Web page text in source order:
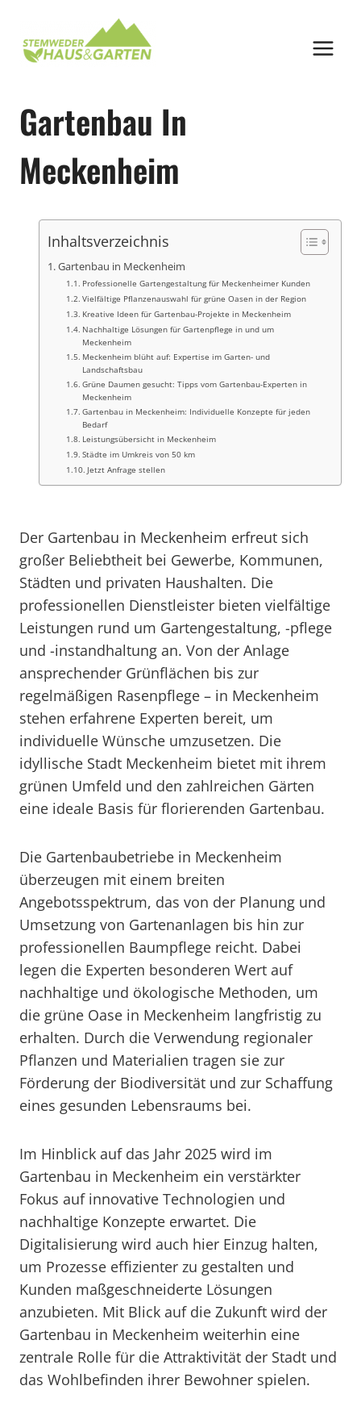
springen
Gartenbau In
Meckenheim
Inhaltsverzeichnis
Gartenbau in Meckenheim
Professionelle Gartengestaltung für Meckenheimer Kunden
Vielfältige Pflanzenauswahl für grüne Oasen in der Region
Kreative Ideen für Gartenbau-Projekte in Meckenheim
Nachhaltige Lösungen für Gartenpflege in und um
Meckenheim
Meckenheim blüht auf: Expertise im Garten- und
Landschaftsbau
Grüne Daumen gesucht: Tipps vom Gartenbau-Experten in
Meckenheim
Gartenbau in Meckenheim: Individuelle Konzepte für jeden
Bedarf
Leistungsübersicht in Meckenheim
Städte im Umkreis von 50 km
Jetzt Anfrage stellen
Der Gartenbau in Meckenheim erfreut sich
großer Beliebtheit bei Gewerbe, Kommunen,
Städten und privaten Haushalten. Die
professionellen Dienstleister bieten vielfältige
Leistungen rund um Gartengestaltung, -pflege
und -instandhaltung an. Von der Anlage
ansprechender Grünflächen bis zur
regelmäßigen Rasenpflege – in Meckenheim
stehen erfahrene Experten bereit, um
individuelle Wünsche umzusetzen. Die
idyllische Stadt Meckenheim bietet mit ihrem
grünen Umfeld und den zahlreichen Gärten
eine ideale Basis für florierenden Gartenbau.
Die Gartenbaubetriebe in Meckenheim
überzeugen mit einem breiten
Angebotsspektrum, das von der Planung und
Umsetzung von Gartenanlagen bis hin zur
professionellen Baumpflege reicht. Dabei
legen die Experten besonderen Wert auf
nachhaltige und ökologische Methoden, um
die grüne Oase in Meckenheim langfristig zu
erhalten. Durch die Verwendung regionaler
Pflanzen und Materialien tragen sie zur
Förderung der Biodiversität und zur Schaffung
eines gesunden Lebensraums bei.
Im Hinblick auf das Jahr 2025 wird im
Gartenbau in Meckenheim ein verstärkter
Fokus auf innovative Technologien und
nachhaltige Konzepte erwartet. Die
Digitalisierung wird auch hier Einzug halten,
um Prozesse effizienter zu gestalten und
Kunden maßgeschneiderte Lösungen
anzubieten. Mit Blick auf die Zukunft wird der
Gartenbau in Meckenheim weiterhin eine
zentrale Rolle für die Attraktivität der Stadt und
das Wohlbefinden ihrer Bewohner spielen.